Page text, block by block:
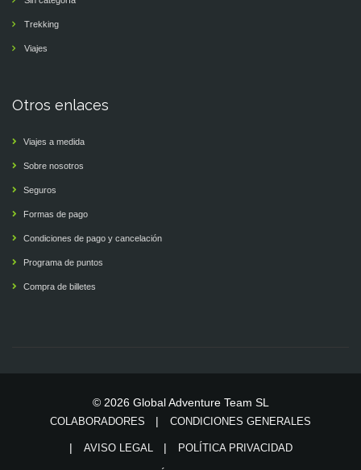
Trekking
Viajes
Otros enlaces
Viajes a medida
Sobre nosotros
Seguros
Formas de pago
Condiciones de pago y cancelación
Programa de puntos
Compra de billetes
© 2026 Global Adventure Team SL
COLABORADORES CONDICIONES GENERALES
AVISO LEGAL POLÍTICA PRIVACIDAD